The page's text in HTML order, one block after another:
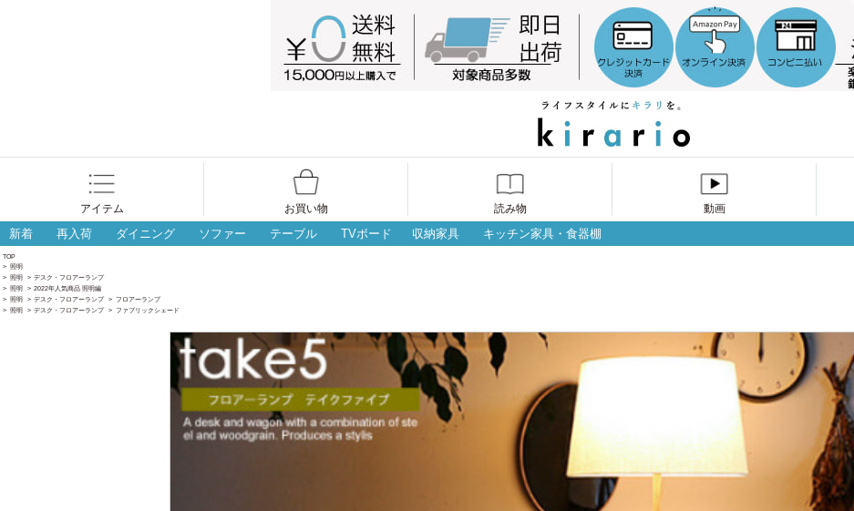
アイテム お買い物 読み物 動画
新着 再入荷 ダイニング ソファー テーブル TVボード 収納家具 キッチン家具・食器棚
TOP
> 照明
> 照明 > デスク・フロアーランプ
> 照明 > 2022年人気商品 照明編
> 照明 > デスク・フロアーランプ > フロアーランプ
> 照明 > デスク・フロアーランプ > ファブリックシェード